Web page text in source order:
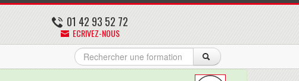
01 42 93 52 72
ECRIVEZ-NOUS